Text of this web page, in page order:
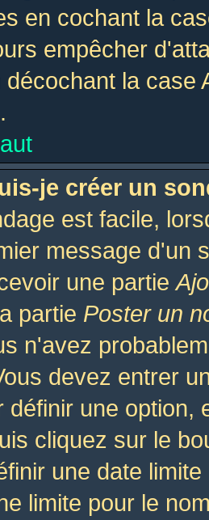
en cochant la
empêcher
décochant la
je créer un
est facile,
message d'un
une partie
partie Poster un
n'avez
devez entrer
définir une option,
cliquez sur le
une date
limite pour le